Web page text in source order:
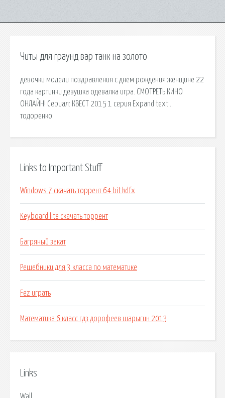
Читы для граунд вар танк на золото
девочки модели поздравления с днем рождения женщине 22
года картинки девушка одевалка игра. СМОТРЕТЬ КИНО
ОНЛАЙН! Сериал: КВЕСТ 2015 1 серия Expand text…
тодоренко.
Links to Important Stuff
Windows 7 скачать торрент 64 bit kdfx
Keyboard lite скачать торрент
Багряный закат
Решебники для 3 класса по математике
Fez играть
Математика 6 класс гдз дорофеев шарыгин 2013
Links